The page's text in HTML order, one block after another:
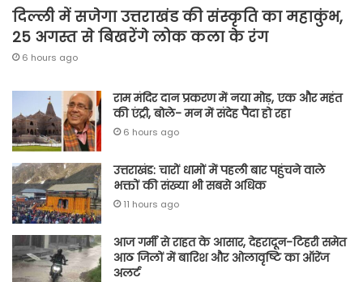
दिल्ली में सजेगा उत्तराखंड की संस्कृति का महाकुंभ,
25 अगस्त से बिखरेंगे लोक कला के रंग
6 hours ago
राम मंदिर दान प्रकरण में नया मोड़, एक और महंत
की एंट्री, बोले- मन में संदेह पैदा हो रहा
6 hours ago
उत्तराखंड: चारों धामों में पहली बार पहुंचने वाले
भक्तों की संख्या भी सबसे अधिक
11 hours ago
आज गर्मी से राहत के आसार, देहरादून-टिहरी समेत
आठ जिलों में बारिश और ओलावृष्टि का ऑरेंज
अलर्ट